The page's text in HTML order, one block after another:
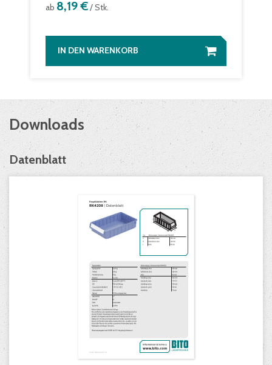
ab 8,19 €/ Stk.
IN DEN WARENKORB
Downloads
Datenblatt